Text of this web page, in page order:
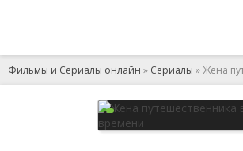
Фильмы и Сериалы онлайн » Сериалы » Жена